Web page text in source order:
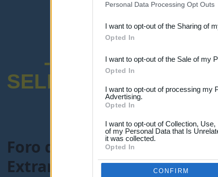
Downstream Participants
third parties.
Personal Data Processing Opt Outs
I want to opt-out of the Sharing of
Opted In
I want to opt-out of the Sale of my
Opted In
I want to opt-out of processing my
Advertising.
Opted In
I want to opt-out of Collection,
of my Personal Data that Is
it was collected.
Opted In
CONFIRM
-ENCUESTA
SELECTIVO
Foro de Maestros25
Extranjera-Inglés> Tema: